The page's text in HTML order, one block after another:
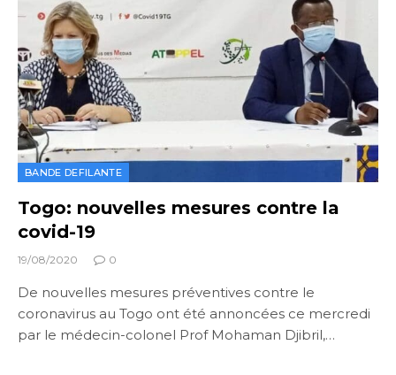
BANDE DEFILANTE
Togo: nouvelles mesures contre la
covid-19
19/08/2020 0
De nouvelles mesures préventives contre le
coronavirus au Togo ont été annoncées ce mercredi
par le médecin-colonel Prof Mohaman Djibril,…